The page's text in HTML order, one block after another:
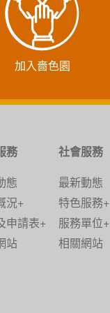
加入嗇色園
務
態
況+
申請表+
站
社會服務
最新動態
特色服務+
服務單位+
相關網站